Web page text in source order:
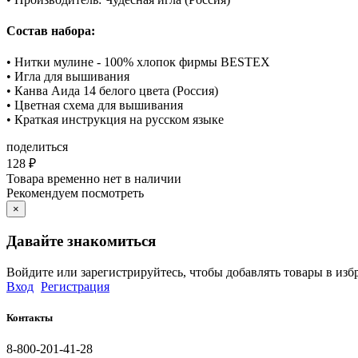
Состав набора:
• Нитки мулине - 100% хлопок фирмы BESTEX
• Игла для вышивания
• Канва Аида 14 белого цвета (Россия)
• Цветная схема для вышивания
• Краткая инструкция на русском языке
поделиться
128 ₽
Товара временно нет в наличии
Рекомендуем посмотреть
×
Давайте знакомиться
Войдите или зарегистрируйтесь, чтобы добавлять товары в
Вход Регистрация
Контакты
8-800-201-41-28